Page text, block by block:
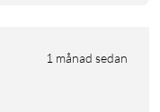
1 månad sedan